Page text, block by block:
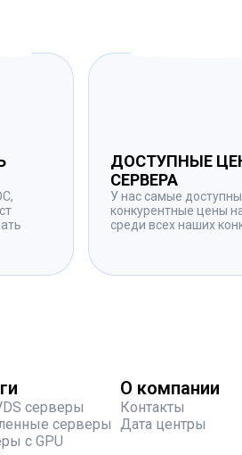
ДОСТУПНЫЕ
СЕРВЕРА
У нас самые
конкурентные цены
среди всех наших
серверы
серверы
с GPU
О компании
Контакты
Дата центры